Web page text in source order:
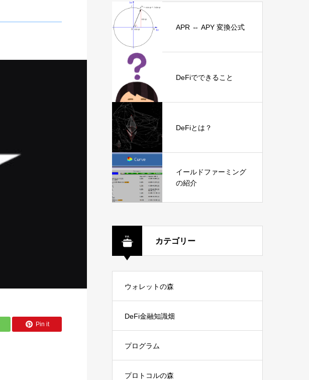
Pin it
APR ⇔ APY 変換公式
DeFiでできること
DeFiとは？
イールドファーミング
の紹介
カテゴリー
ウォレットの森
DeFi金融知識畑
プログラム
プロトコルの森